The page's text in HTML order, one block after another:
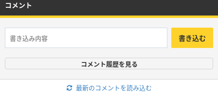
コメント
書き込む
コメント履歴を見る
最新のコメントを読み込む